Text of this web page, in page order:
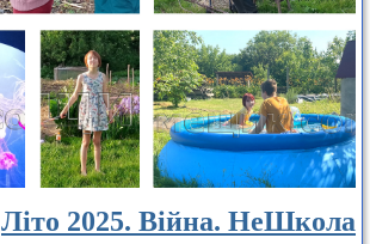
Літо 2025. Війна. НеШкола